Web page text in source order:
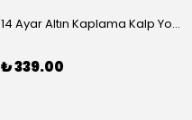
14 Ayar Altın Kaplama Kalp Yolu Bileklik
₺ 339.00